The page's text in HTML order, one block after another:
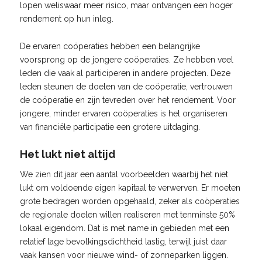
lopen weliswaar meer risico, maar ontvangen een hoger
rendement op hun inleg.
De ervaren coöperaties hebben een belangrijke
voorsprong op de jongere coöperaties. Ze hebben veel
leden die vaak al participeren in andere projecten. Deze
leden steunen de doelen van de coöperatie, vertrouwen
de coöperatie en zijn tevreden over het rendement. Voor
jongere, minder ervaren coöperaties is het organiseren
van financiële participatie een grotere uitdaging.
Het lukt niet altijd
We zien dit jaar een aantal voorbeelden waarbij het niet
lukt om voldoende eigen kapitaal te verwerven. Er moeten
grote bedragen worden opgehaald, zeker als coöperaties
de regionale doelen willen realiseren met tenminste 50%
lokaal eigendom. Dat is met name in gebieden met een
relatief lage bevolkingsdichtheid lastig, terwijl juist daar
vaak kansen voor nieuwe wind- of zonneparken liggen.